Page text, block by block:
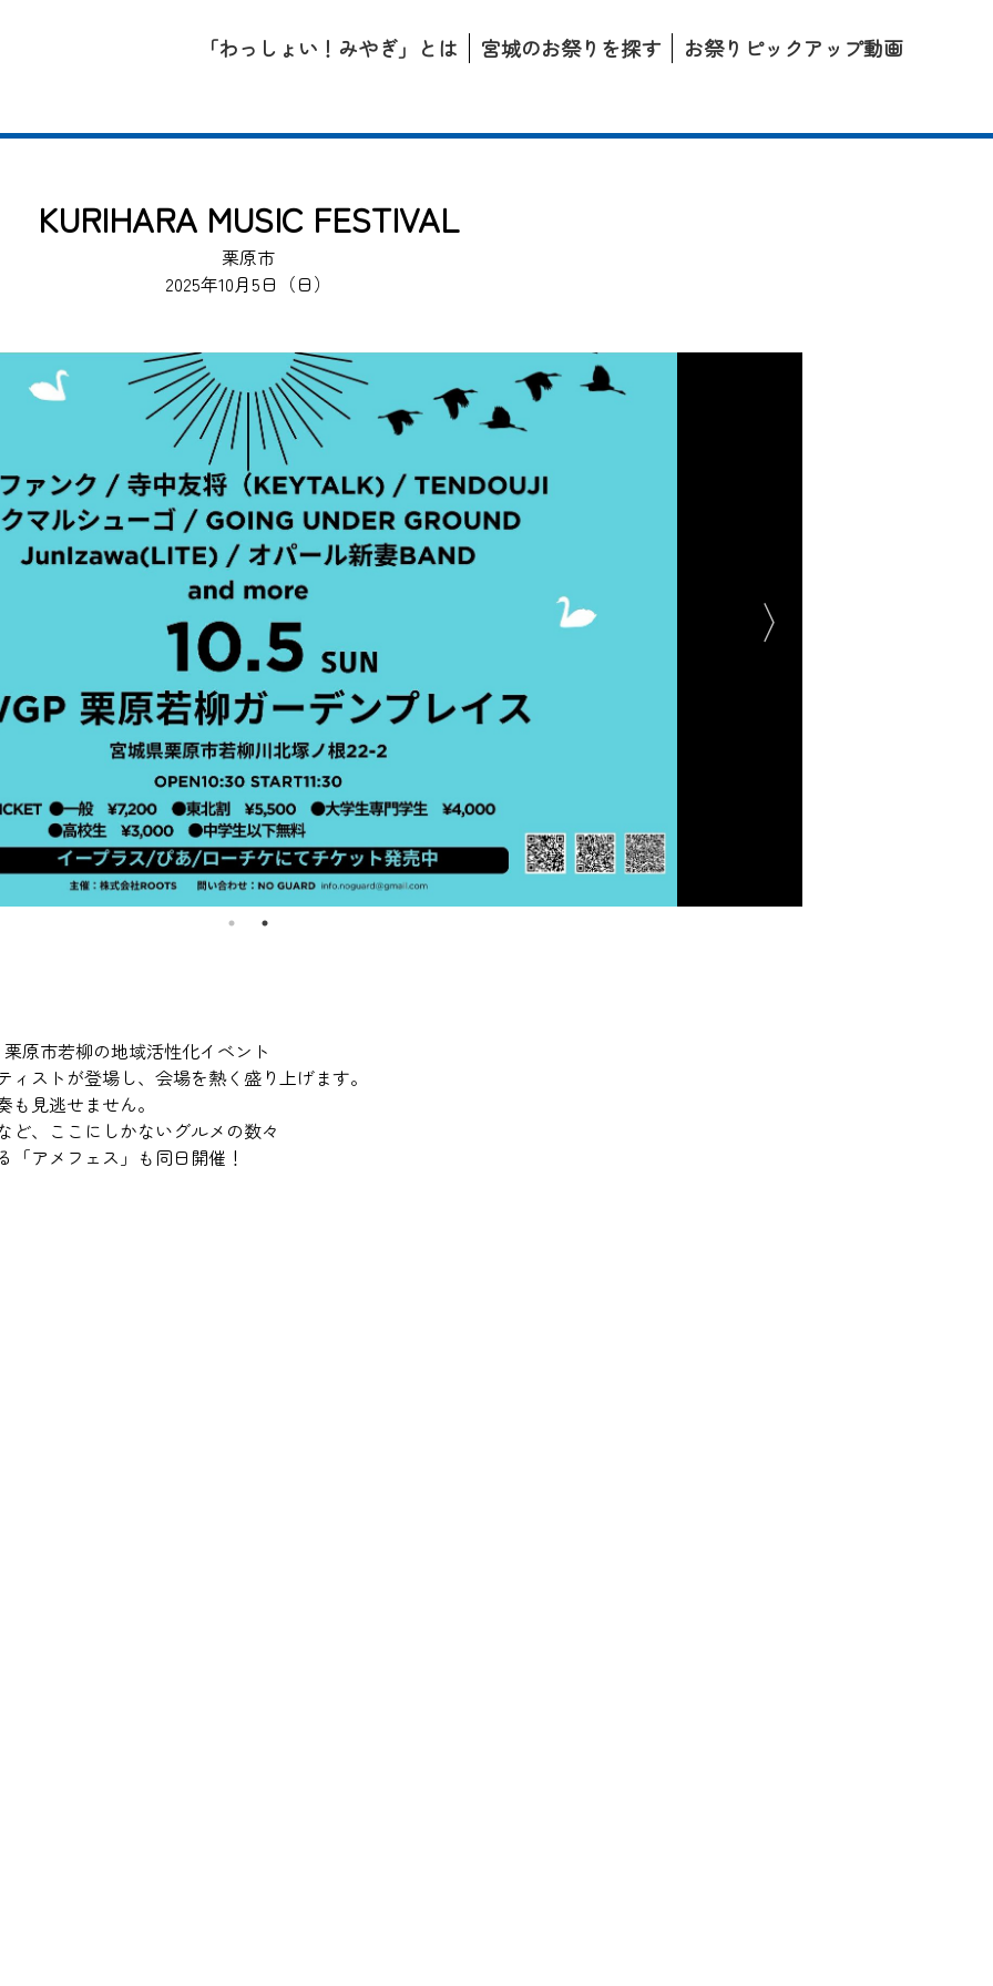
「わっしょい！みやぎ」とは 宮城のお祭りを探す お祭りピックアップ動画
KURIHARA MUSIC FESTIVAL
栗原市
2025年10月5日（日）
原市若柳の地域活性化イベント
ストが登場し、会場を熱く盛り上げます。
見逃せません。
ど、ここにしかないグルメの数々
アメフェス」も同日開催！